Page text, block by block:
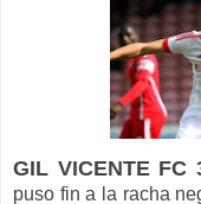
GIL VICENTE
puso fin a la racha